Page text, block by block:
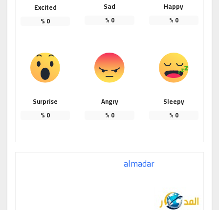
Happy
Sad
Excited
Sleepy
Angry
Surprise
almadar